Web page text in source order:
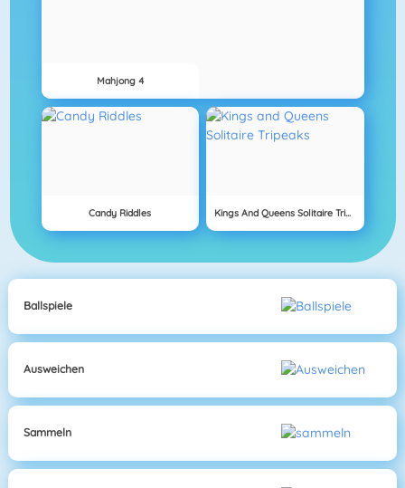
Mahjong 4
Candy Riddles Kings And Queens Solitaire Tripeaks
Ballspiele
Ausweichen
Sammeln